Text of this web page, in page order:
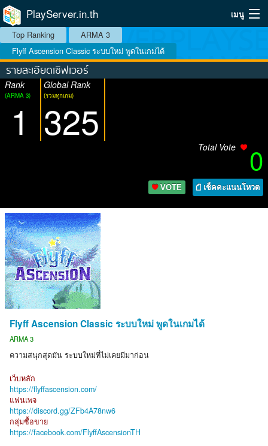
PlayServer.in.th เมนู
Home
Top Ranking Server
วิธีจัดอันดับ
Top Ranking
ARMA 3
Flyff Ascension Classic ระบบใหม่ พูดในเกมได้
รายละเอียดเซิฟเวอร์
Rank
(ARMA 3)
1
Global Rank
(รวมทุกเกม)
325
Total Vote 0
VOTE เช็คคะแนนโหวต
Flyff Ascension Classic ระบบใหม่ พูดในเกมได้
ARMA 3
ความสนุกสุดมัน ระบบใหม่ที่ไม่เคยมีมาก่อน
เว็บหลัก
https://flyffascension.com/
แฟนเพจ
https://discord.gg/ZFb4A78nw6
กลุ่มซื้อขาย
https://facebook.com/FlyffAscensionTH